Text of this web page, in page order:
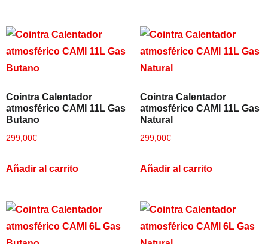
Cointra Calentador
atmosférico CAMI 11L Gas
Butano
299,00€
Añadir al carrito
Cointra Calentador
atmosférico CAMI 11L Gas
Natural
299,00€
Añadir al carrito